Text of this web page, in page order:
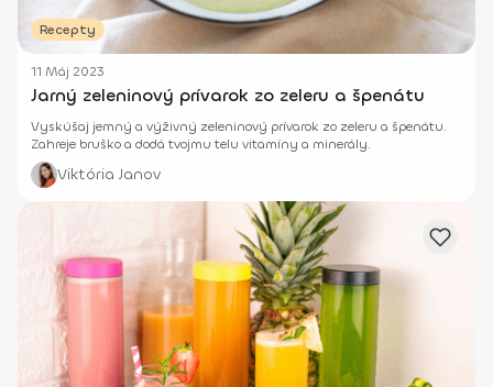
Recepty
11 Máj 2023
Jarný zeleninový prívarok zo zeleru a špenátu
Vyskúšaj jemný a výživný zeleninový prívarok zo zeleru a špenátu.
Zahreje bruško a dodá tvojmu telu vitamíny a minerály.
Viktória Janov